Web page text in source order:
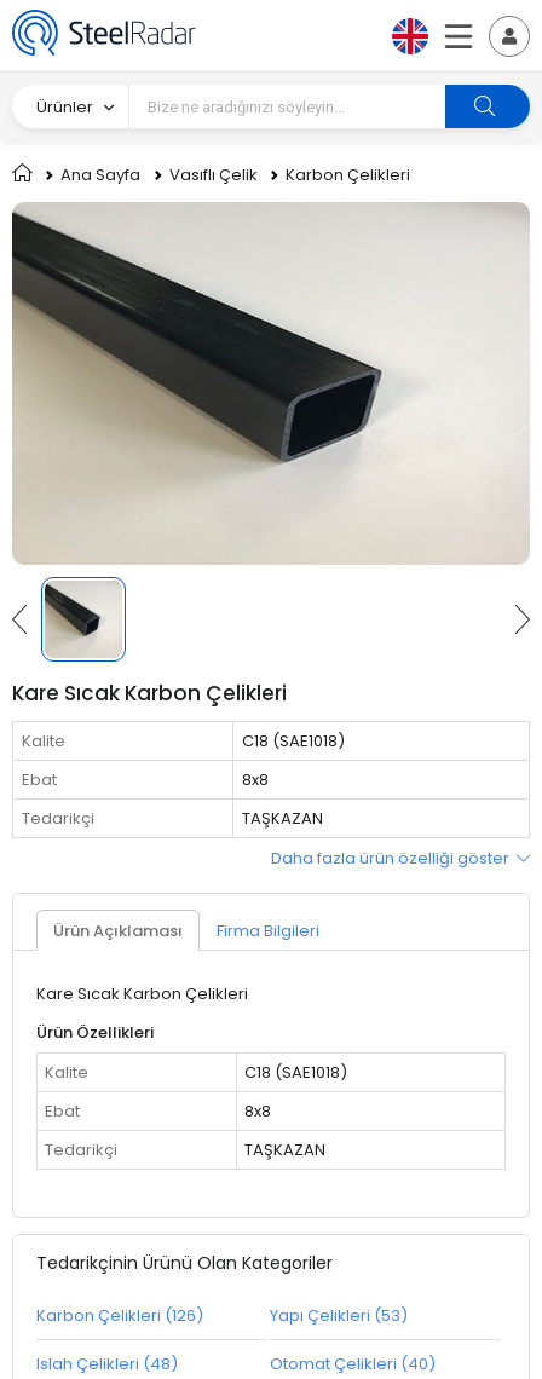
Ürünler
Ana Sayfa Vasıflı Çelik Karbon Çelikleri
Kare Sıcak Karbon Çelikleri
Kalite
C18 (SAE1018)
Ebat
8x8
Tedarikçi
TAŞKAZAN
Daha fazla ürün özelliği göster
Ürün Açıklaması Firma Bilgileri
Kare Sıcak Karbon Çelikleri
Ürün Özellikleri
Kalite
C18 (SAE1018)
Ebat
8x8
Tedarikçi
TAŞKAZAN
Tedarikçinin Ürünü Olan Kategoriler
Karbon Çelikleri (126) Yapı Çelikleri (53)
Islah Çelikleri (48) Otomat Çelikleri (40)